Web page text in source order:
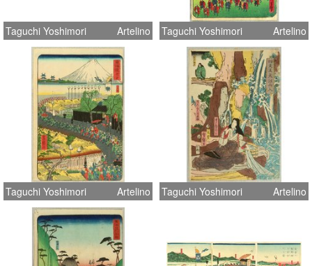
Taguchi Yoshimori Artelino Taguchi Yoshimori Artelino
Taguchi Yoshimori Artelino Taguchi Yoshimori Artelino